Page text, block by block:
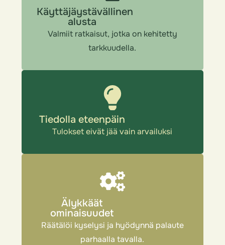
Käyttäjäystävällinen
alusta
Valmiit ratkaisut, jotka on kehitetty
tarkkuudella.
Tiedolla eteenpäin
Tulokset eivät jää vain arvailuksi
Älykkäät
ominaisuudet
Räätälöi kyselysi ja hyödynnä palaute
parhaalla tavalla.